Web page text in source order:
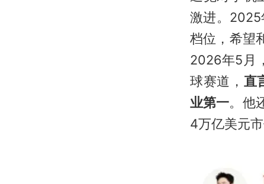
激进。
档位，希望
2026年5月
球赛道， 直
业第一。他
4万亿美元